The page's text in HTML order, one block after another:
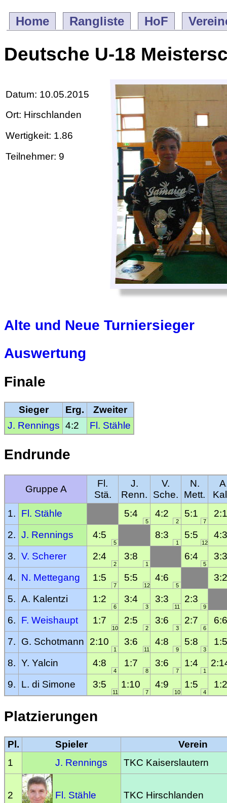
Home Rangliste HoF
Deutsche U-18
Datum: 10.05.2015
Ort: Hirschlanden
Wertigkeit: 1.86
Teilnehmer: 9
Alte und Neue Turniersieger
Auswertung
Finale
Sieger Erg.
Zweiter
J. Rennings 4:2 Fl. Stähle
Endrunde
Gruppe A
Fl.
Stä.
J.
Renn.
V.
Sche.
N.
Mett.
1.
Fl. Stähle 5:4 4:2 5:1 2:1
5 2 7
2. J. Rennings 4:5 8:3 5:5 4:3
5 1 12
3. V. Scherer 2:4 3:8 6:4 3:3
2 1 5
4. N. Mettegang 1:5 5:5 4:6 3:2
7 12 5
5. A. Kalentzi 1:2 3:4 3:3 2:3
6 3 11 9
6. F. Weishaupt 1:7 2:5 3:6 2:7 6:6
10 2 3 6
7. G. Schotmann 2:10 3:6 4:8 5:8 1:5
1 11 9 3
8. Y. Yalcin 4:8 1:7 3:6 1:4
4 8 7 1
9. L. di Simone 3:5 1:10 4:9 1:5 1:2
11 7 10 4
Platzierungen
Pl. Spieler
Verein
1
J. Rennings TKC Kaiserslautern
2 Fl. Stähle TKC Hirschlanden